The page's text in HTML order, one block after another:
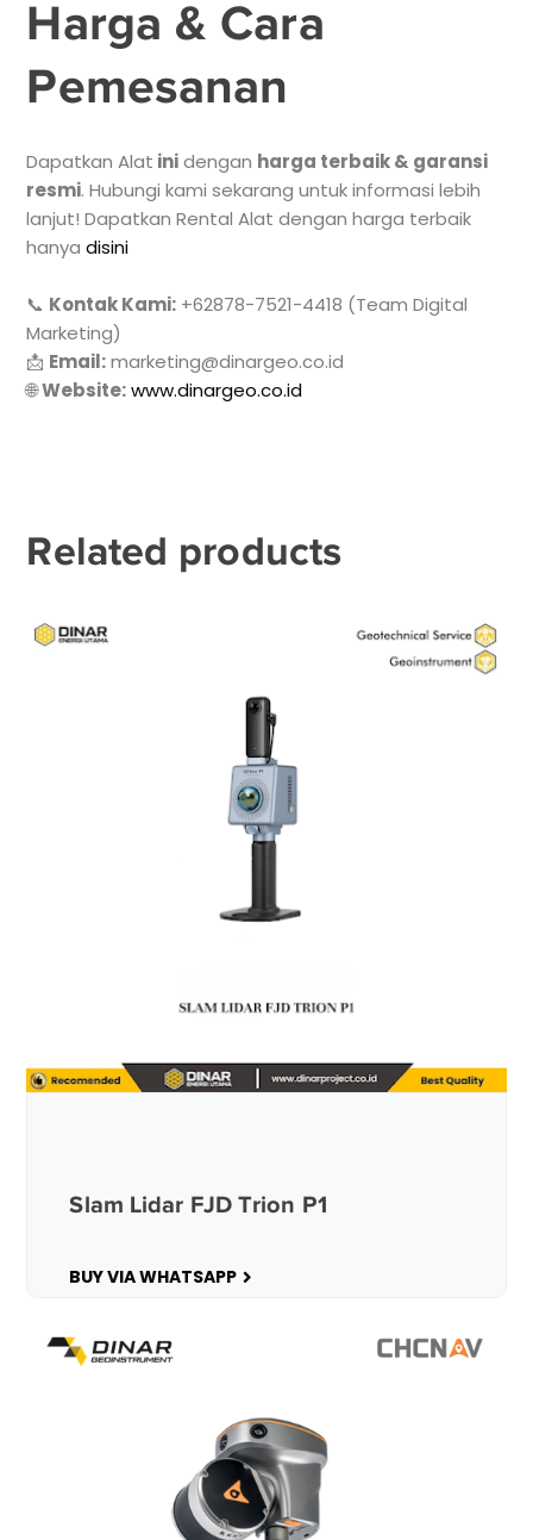
Harga & Cara
Pemesanan
Dapatkan Alat inidengan harga terbaik & garansi
resmi. Hubungi kami sekarang untuk informasi lebih
lanjut! Dapatkan Rental Alat dengan harga terbaik
hanyadisini
📞 Kontak Kami: +62878-7521-4418 (Team Digital
Marketing)
📩 Email:marketing@dinargeo.co.id
🌐Website: www.dinargeo.co.id
Related products
Slam Lidar FJD Trion P1
BUY VIA WHATSAPP